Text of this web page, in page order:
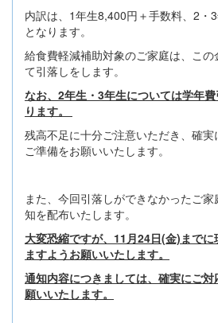
内訳は、1年生8,400円＋手数料、2・
となります。
給食費軽減補助対象のご家庭は、こ
て引落しをします。
なお、2年生・3年生については学年
ります。
残高不足に十分ご注意いただき、確実
ご準備をお願いいたします。
また、今回引落しができなかったご
知を配布いたします。
大変恐縮ですが、11月24日(金)まで
ますようお願いいたします。
通知内容につきましては、確実にご
願いいたします。